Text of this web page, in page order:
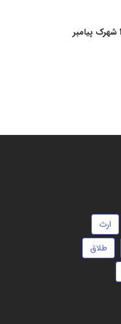
دفتر پیشخوان دولت شماره 192 شهرک پیامبر
ارث
طلاق